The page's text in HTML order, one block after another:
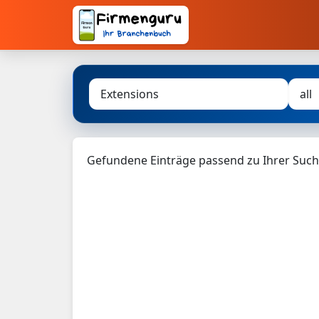
Gefundene Einträge passend zu Ihrer